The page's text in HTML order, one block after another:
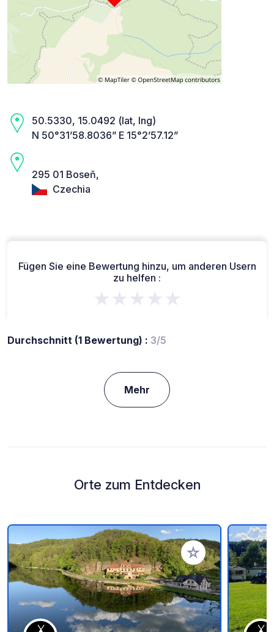
50.5330, 15.0492 (lat, lng)
N 50°31’58.8036” E 15°2’57.12”
295 01 Boseň,
Czechia
Fügen Sie eine Bewertung hinzu, um anderen Usern
zu helfen :
★★★★★
Durchschnitt (1 Bewertung) : 3/5
Mehr
Orte zum Entdecken
Zu Ihren Favoriten